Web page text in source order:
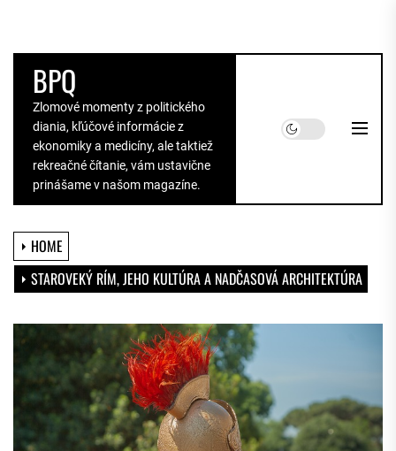
the
contentBPQ
Zlomové momenty z politického
diania, kľúčové informácie z
ekonomiky a medicíny, ale taktiež
rekreačné čítanie, vám ustavične
prinášame v našom magazíne.
HOME
STAROVEKÝ RÍM, JEHO KULTÚRA A NADČASOVÁ ARCHITEKTÚRA